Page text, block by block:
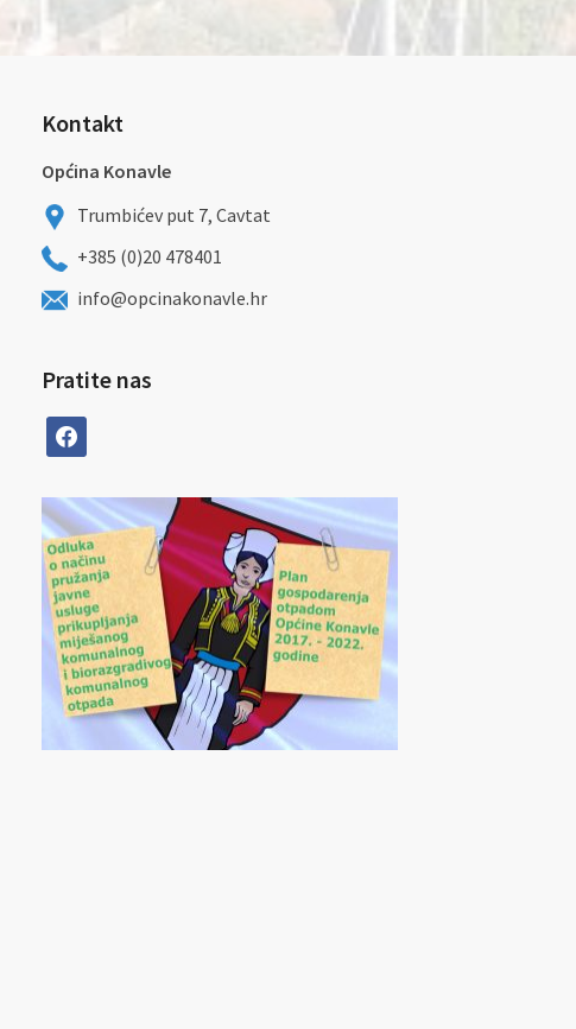
Kontakt
Općina Konavle
Trumbićev put 7, Cavtat
+385 (0)20 478401
info@opcinakonavle.hr
Pratite nas
facebook